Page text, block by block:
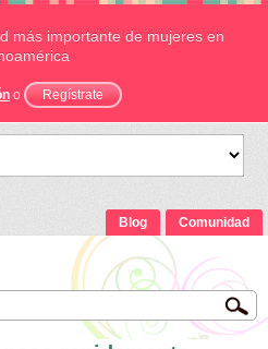
más importante de mujeres en
o Regístrate
Blog Comunidad